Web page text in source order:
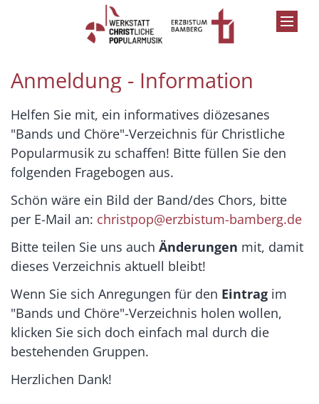
Zum Inhalt springen
Anmeldung - Information
Helfen Sie mit, ein informatives diözesanes
"Bands und Chöre"-Verzeichnis für Christliche
Popularmusik zu schaffen! Bitte füllen Sie den
folgenden Fragebogen aus.
Schön wäre ein Bild der Band/des Chors, bitte
per E-Mail an: christpop@erzbistum-bamberg.de
Bitte teilen Sie uns auch Änderungen mit, damit
dieses Verzeichnis aktuell bleibt!
Wenn Sie sich Anregungen für den Eintrag im
"Bands und Chöre"-Verzeichnis holen wollen,
klicken Sie sich doch einfach mal durch die
bestehenden Gruppen.
Herzlichen Dank!